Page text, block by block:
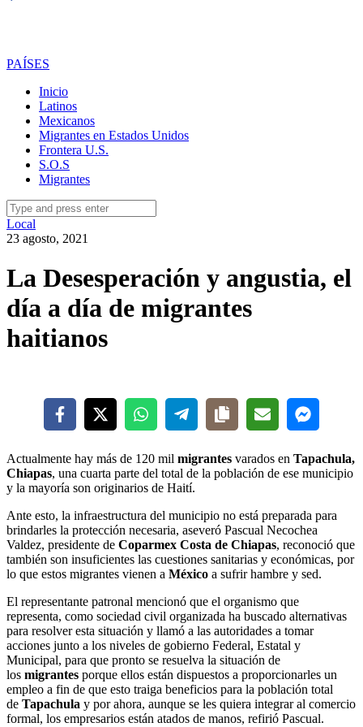
PAÍSES
Inicio
Latinos
Mexicanos
Migrantes en Estados Unidos
Frontera U.S.
S.O.S
Migrantes
Search
for:
Local
23 agosto, 2021
La Desesperación y angustia, el
día a día de migrantes
haitianos
Actualmente hay más de 120 mil migrantes varados en Tapachula,
Chiapas, una cuarta parte del total de la población de ese municipio
y la mayoría son originarios de Haití.
Ante esto, la infraestructura del municipio no está preparada para
brindarles la protección necesaria, aseveró Pascual Necochea
Valdez, presidente de Coparmex Costa de Chiapas, reconoció que
también son insuficientes las cuestiones sanitarias y económicas, por
lo que estos migrantes vienen a México a sufrir hambre y sed.
El representante patronal mencionó que el organismo que
representa, como sociedad civil organizada ha buscado alternativas
para resolver esta situación y llamó a las autoridades a tomar
acciones junto a los niveles de gobierno Federal, Estatal y
Municipal, para que pronto se resuelva la situación de
los migrantes porque ellos están dispuestos a proporcionarles un
empleo a fin de que esto traiga beneficios para la población total
de Tapachula y por ahora, aunque se les quiera integrar al comercio
formal, los empresarios están atados de manos, refirió Pascual.